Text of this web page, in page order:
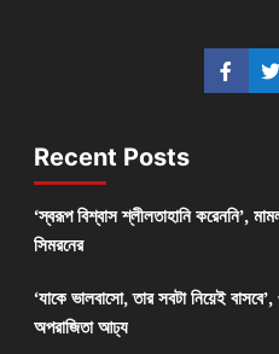
Recent Posts
‘স্বরূপ বিশ্বাস শ্লীলতাহানি করেননি’,
সিমরনের
‘যাকে ভালবাসো, তার সবটা নিয়েই
অপরাজিতা আঢ্য